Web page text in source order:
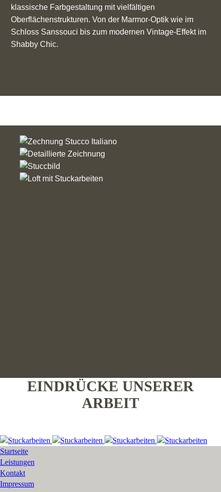
klassische Farbgestaltung mit vielfältigen
Oberflächenstrukturen. Von der Marmor-Optik wie im
Schloss Sanssouci bis zum modernen Vintage-Effekt im
Shabby Chic.
EINDRÜCKE UNSERER
ARBEIT
Startseite
Leistungen
Kontakt
Impressum